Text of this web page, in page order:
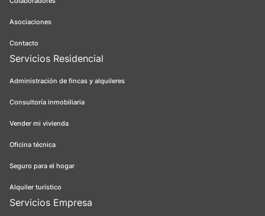
Asociaciones
Contacto
Servicios Residencial
Administración de fincas y alquileres
Consultoría inmobiliaria
Vender mi vivienda
Oficina técnica
Seguro para el hogar
Alquiler turístico
Servicios Empresa